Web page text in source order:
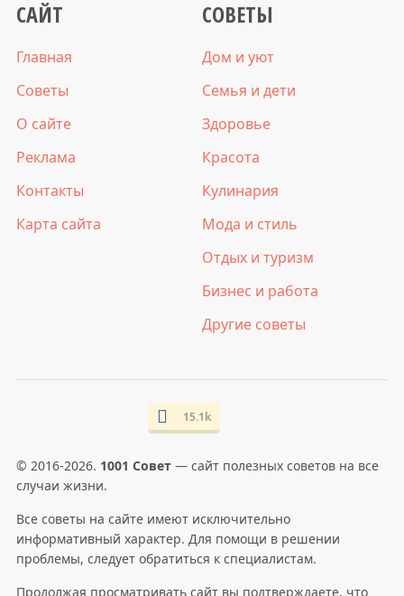
САЙТ
Главная
Советы
О сайте
Реклама
Контакты
Карта сайта
СОВЕТЫ
Дом и уют
Семья и дети
Здоровье
Красота
Кулинария
Мода и стиль
Отдых и туризм
Бизнес и работа
Другие советы
15.1k
© 2016-2026. 1001 Совет— сайт полезных советов на все
случаи жизни.
Все советы на сайте имеют исключительно
информативный характер. Для помощи в решении
проблемы, следует обратиться к специалистам.
Продолжая просматривать сайт вы подтверждаете, что